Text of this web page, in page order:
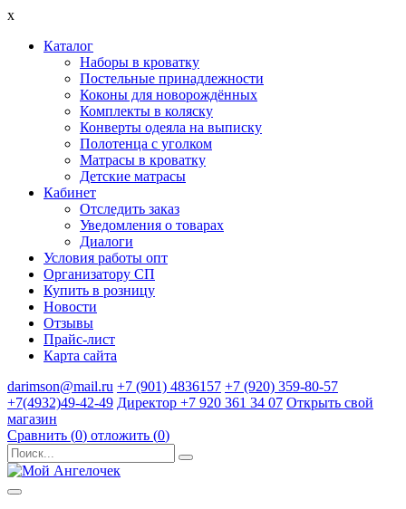
x
Каталог
Наборы в кроватку
Постельные принадлежности
Коконы для новорождённых
Комплекты в коляску
Конверты одеяла на выписку
Полотенца с уголком
Матрасы в кроватку
Детские матрасы
Кабинет
Отследить заказ
Уведомления о товарах
Диалоги
Условия работы опт
Организатору СП
Купить в розницу
Новости
Отзывы
Прайс-лист
Карта сайта
darimson@mail.ru +7 (901) 4836157 +7 (920) 359-80-57
+7(4932)49-42-49 Директор +7 920 361 34 07 Открыть свой
магазин
Сравнить (0) отложить (0)